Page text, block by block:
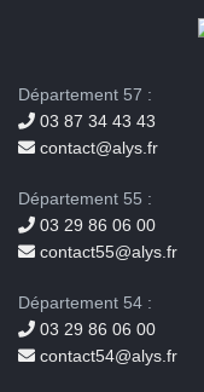
Département 57 :
03 87 34 43 43
contact@alys.fr
Département 55 :
03 29 86 06 00
contact55@alys.fr
Département 54 :
03 29 86 06 00
contact54@alys.fr